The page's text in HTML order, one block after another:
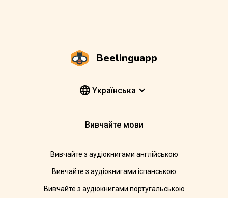
Beelinguapp
Yкраїнська
Вивчайте мови
Вивчайте з аудіокнигами англійською
Вивчайте з аудіокнигами іспанською
Вивчайте з аудіокнигами португальською